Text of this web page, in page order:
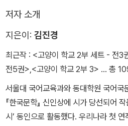
'그런데 종이로 옷을 만들면 입을 수도
'종이옷을 입는 사람도 있단다.'
'그게 누군데요?'
'죽은 사람이지. 전쟁터 같은 데서 죽은
솜옷을 지어 보내고, 죽은 사람에겐 종
- 본문 88쪽에서
저자 소개
지은이: 김진경
최근작 : <고양이 학교 2부 세트 - 전3
전5권> <고양이 학교 2부 3> … 총
서울대 국어교육과와 동대학원 국어
『한국문학』 신인상에 시가 당선되어
시’ 동인으로 활동했다. 우리나라 첫